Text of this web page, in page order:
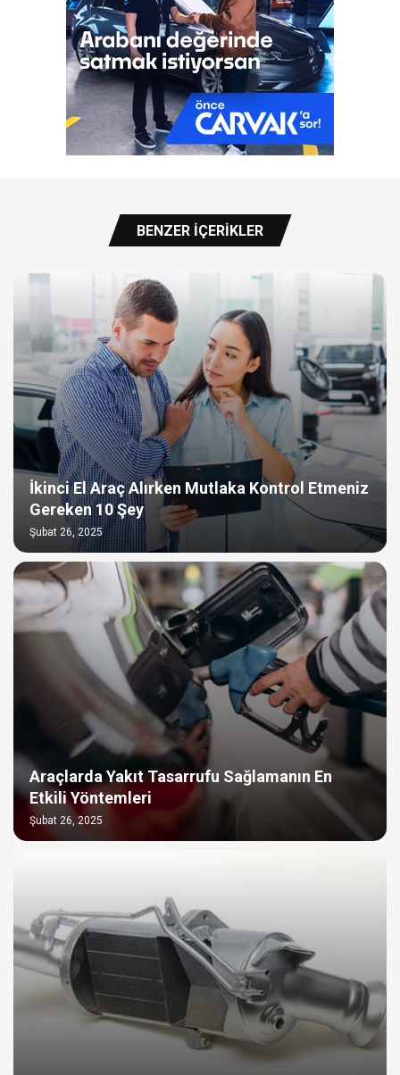
BENZER İÇERIKLER
İkinci El Araç Alırken Mutlaka Kontrol Etmeniz
Gereken 10 Şey
Şubat 26, 2025
Araçlarda Yakıt Tasarrufu Sağlamanın En
Etkili Yöntemleri
Şubat 26, 2025